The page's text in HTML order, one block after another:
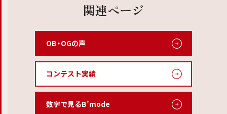
関連ページ
OB・OGの声
コンテスト実績
数字で見るB’mode